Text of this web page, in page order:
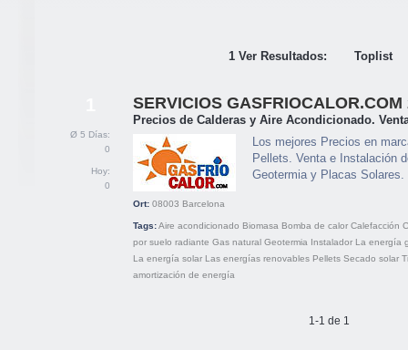
1 Ver Resultados: Toplist
Ø 5 Días:
0
Hoy:
0
SERVICIOS GASFRIOCALOR.COM
Precios de Calderas y Aire Acondicionado.
Los mejores Precios en
Pellets. Venta e Instalación
Geotermia y Placas Solares.
Ort: 08003 Barcelona
Tags:Aire acondicionado Biomasa Bomba de calor Calefacción
por suelo radiante Gas natural Geotermia Instalador La energía
La energía solar Las energías renovables Pellets Secado solar
amortización de energía
1-1 de 1